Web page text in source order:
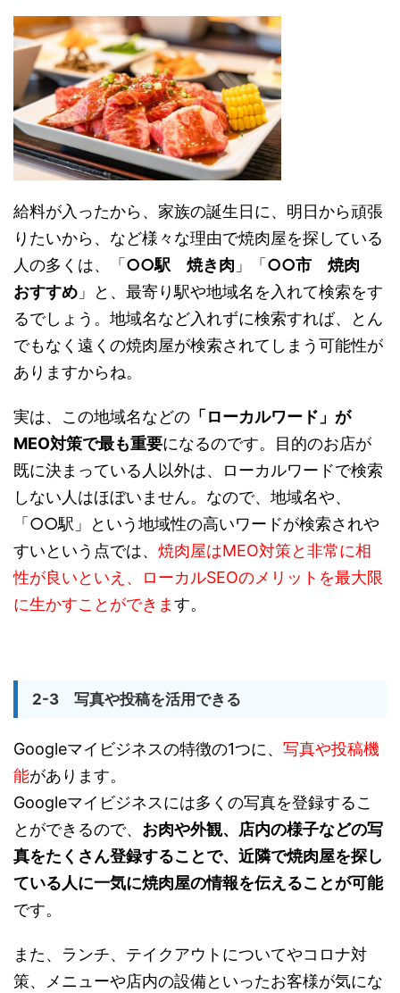
給料が入ったから、家族の誕生日に、明日から頑張
りたいから、など様々な理由で焼肉屋を探している
人の多くは、「 ○○駅 焼き肉 」「 ○○市 焼肉
おすすめ 」と、最寄り駅や地域名を入れて検索をす
るでしょう。地域名など入れずに検索すれば、とん
でもなく遠くの焼肉屋が検索されてしまう可能性が
ありますからね。
実は、この地域名などの 「ローカルワード」が
MEO対策で最も重要になるのです。目的のお店が
既に決まっている人以外は、ローカルワードで検索
しない人はほぼいません。なので、地域名や、
「○○駅」という地域性の高いワードが検索されや
すいという点では、 焼肉屋はMEO対策と非常に相
性が良いといえ、ローカルSEOのメリットを最大限
に生かすことができます。
2-3 写真や投稿を活用できる
Googleマイビジネスの特徴の1つに、 写真や投稿機
能があります。
Googleマイビジネスには多くの写真を登録するこ
とができるので、 お肉や外観、店内の様子などの写
真をたくさん登録することで、近隣で焼肉屋を探し
ている人に一気に焼肉屋の情報を伝えることが可能
です。
また、ランチ、テイクアウトについてやコロナ対
策、メニューや店内の設備といったお客様が気にな